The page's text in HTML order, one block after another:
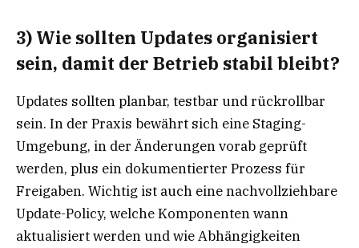
3) Wie sollten Updates organisiert
sein, damit der Betrieb stabil bleibt?
Updates sollten planbar, testbar und rückrollbar
sein. In der Praxis bewährt sich eine Staging-
Umgebung, in der Änderungen vorab geprüft
werden, plus ein dokumentierter Prozess für
Freigaben. Wichtig ist auch eine nachvollziehbare
Update-Policy, welche Komponenten wann
aktualisiert werden und wie Abhängigkeiten